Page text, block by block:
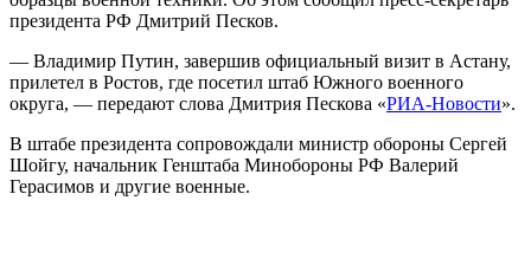
президента РФ Дмитрий Песков.
— Владимир Путин, завершив официальный визит в Астану,
прилетел в Ростов, где посетил штаб Южного военного
округа, — передают слова Дмитрия Пескова «РИА-Новости».
В штабе президента сопровождали министр обороны Сергей
Шойгу, начальник Генштаба Минобороны РФ Валерий
Герасимов и другие военные.